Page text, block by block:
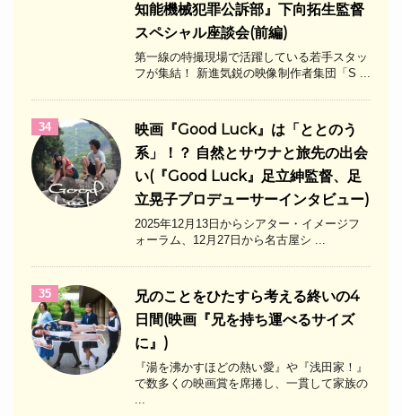
知能機械犯罪公訴部』下向拓生監督
スペシャル座談会(前編)
第一線の特撮現場で活躍している若手スタッ
フが集結！ 新進気鋭の映像制作者集団「S ...
34
映画『Good Luck』は「ととのう
系」！？ 自然とサウナと旅先の出会
い(『Good Luck』足立紳監督、足
立晃子プロデューサーインタビュー)
2025年12月13日からシアター・イメージフ
ォーラム、12月27日から名古屋シ ...
35
兄のことをひたすら考える終いの4
日間(映画『兄を持ち運べるサイズ
に』)
『湯を沸かすほどの熱い愛』や『浅田家！』
で数多くの映画賞を席捲し、一貫して家族の
...